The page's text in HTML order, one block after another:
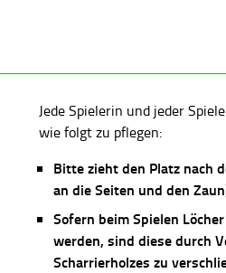
Jede Spielerin und jeder
wie folgt zu pflegen:
Bitte zieht den Platz nach
an die Seiten und den
Sofern beim Spielen
werden, sind diese durch
Scharrierholzes zu